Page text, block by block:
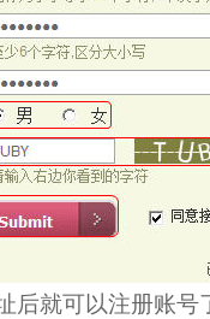
后就可以注册账号